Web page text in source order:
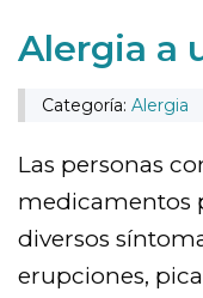
Alergia a
Categoría: Alergia
Las personas
medicamentos
diversos
erupciones,